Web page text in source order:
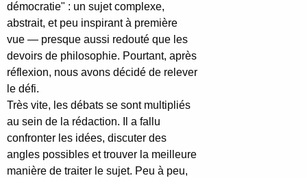
démocratie" : un sujet complexe,
abstrait, et peu inspirant à première
vue — presque aussi redouté que les
devoirs de philosophie. Pourtant, après
réflexion, nous avons décidé de relever
le défi.
Très vite, les débats se sont multipliés
au sein de la rédaction. Il a fallu
confronter les idées, discuter des
angles possibles et trouver la meilleure
manière de traiter le sujet. Peu à peu,